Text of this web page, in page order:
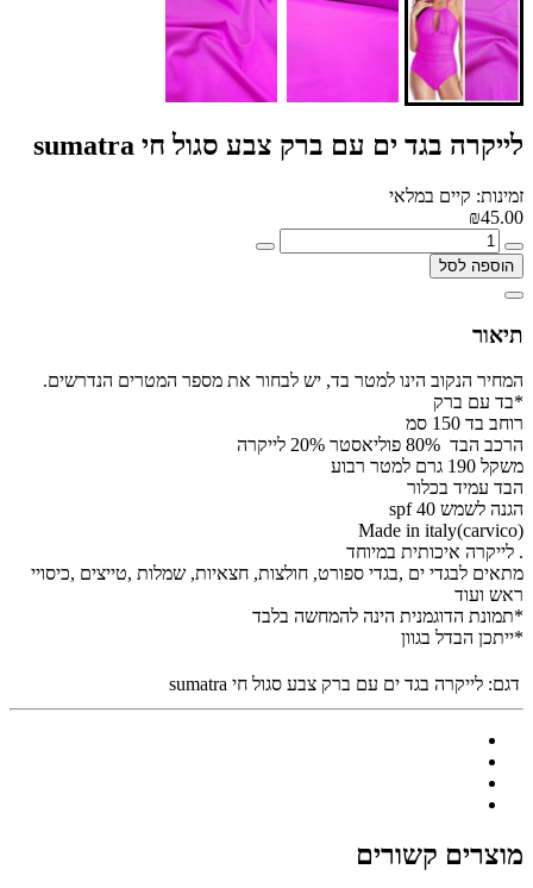
לייקרה בגד ים עם ברק צבע סגול חי sumatra
זמינות: קיים במלאי
₪45.00
הוספה לסל
תיאור
המחיר הנקוב הינו למטר בד, יש לבחור את מספר המטרים הנדרשים.
*בד עם ברק
רוחב בד 150 סמ
הרכב הבד 80% פוליאסטר 20% לייקרה
משקל 190 גרם למטר רבוע
הבד עמיד בכלור
הגנה לשמש spf 40
Made in italy(carvico)
. לייקרה איכותית במיוחד
מתאים לבגדי ים ,בגדי ספורט, חולצות, חצאיות, שמלות ,טייצים ,כיסויי
ראש ועוד
*תמונת הדוגמנית הינה להמחשה בלבד
*ייתכן הבדל בגוון
דגם: לייקרה בגד ים עם ברק צבע סגול חי sumatra
מוצרים קשורים